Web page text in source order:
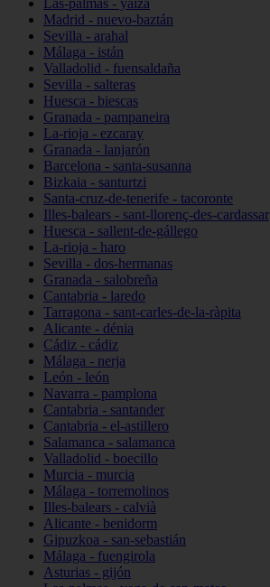
Las-palmas - yaiza
Madrid - nuevo-baztán
Sevilla - arahal
Málaga - istán
Valladolid - fuensaldaña
Sevilla - salteras
Huesca - biescas
Granada - pampaneira
La-rioja - ezcaray
Granada - lanjarón
Barcelona - santa-susanna
Bizkaia - santurtzi
Santa-cruz-de-tenerife - tacoronte
Illes-balears - sant-llorenç-des-cardassar
Huesca - sallent-de-gállego
La-rioja - haro
Sevilla - dos-hermanas
Granada - salobreña
Cantabria - laredo
Tarragona - sant-carles-de-la-ràpita
Alicante - dénia
Cádiz - cádiz
Málaga - nerja
León - león
Navarra - pamplona
Cantabria - santander
Cantabria - el-astillero
Salamanca - salamanca
Valladolid - boecillo
Murcia - murcia
Málaga - torremolinos
Illes-balears - calvià
Alicante - benidorm
Gipuzkoa - san-sebastián
Málaga - fuengirola
Asturias - gijón